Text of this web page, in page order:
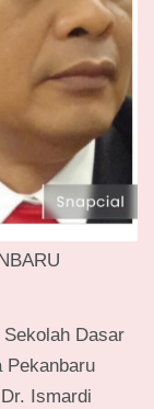
Sekolah Dasar
Pekanbaru
Ismardi